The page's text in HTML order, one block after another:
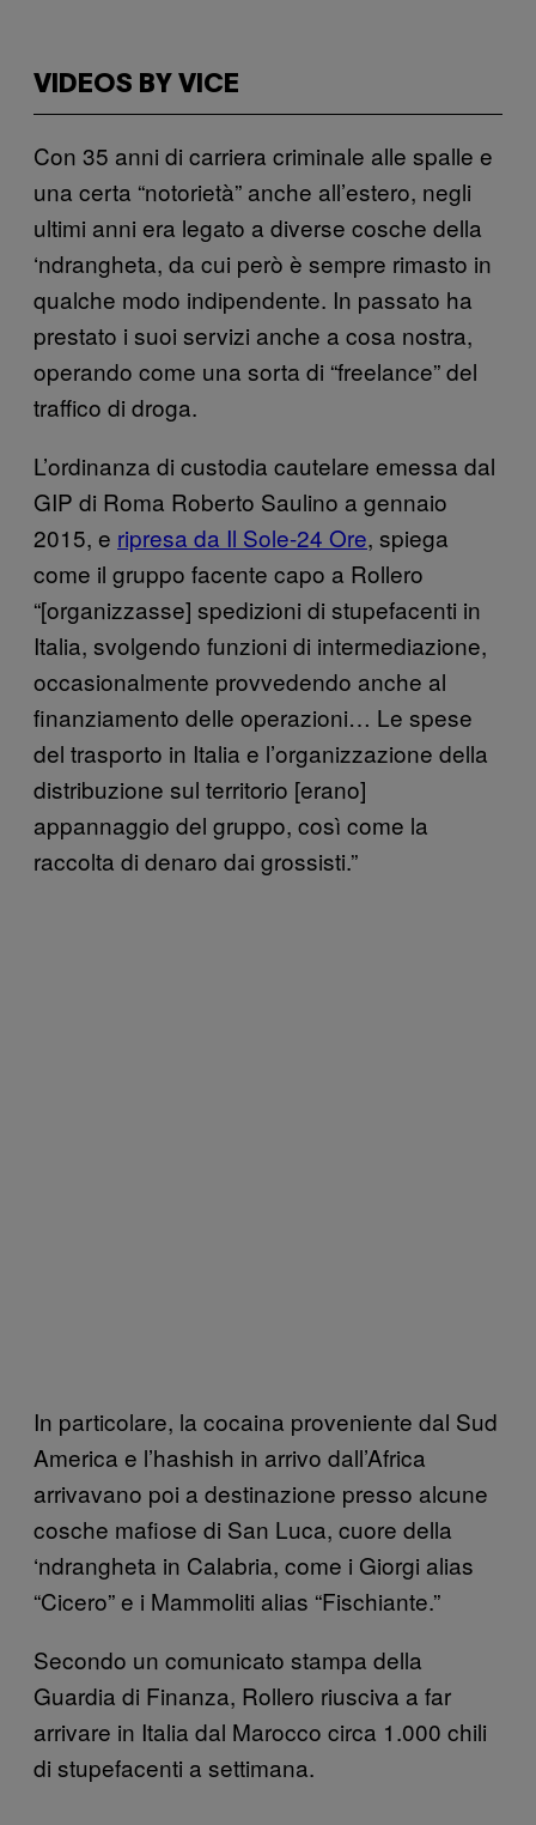
VIDEOS BY VICE
Con 35 anni di carriera criminale alle spalle e
una certa “notorietà” anche all’estero, negli
ultimi anni era legato a diverse cosche della
‘ndrangheta, da cui però è sempre rimasto in
qualche modo indipendente. In passato ha
prestato i suoi servizi anche a cosa nostra,
operando come una sorta di “freelance” del
traffico di droga.
L’ordinanza di custodia cautelare emessa dal
GIP di Roma Roberto Saulino a gennaio
2015, e ripresa da Il Sole-24 Ore, spiega
come il gruppo facente capo a Rollero
“[organizzasse] spedizioni di stupefacenti in
Italia, svolgendo funzioni di intermediazione,
occasionalmente provvedendo anche al
finanziamento delle operazioni… Le spese
del trasporto in Italia e l’organizzazione della
distribuzione sul territorio [erano]
appannaggio del gruppo, così come la
raccolta di denaro dai grossisti.”
In particolare, la cocaina proveniente dal Sud
America e l’hashish in arrivo dall’Africa
arrivavano poi a destinazione presso alcune
cosche mafiose di San Luca, cuore della
‘ndrangheta in Calabria, come i Giorgi alias
“Cicero” e i Mammoliti alias “Fischiante.”
Secondo un comunicato stampa della
Guardia di Finanza, Rollero riusciva a far
arrivare in Italia dal Marocco circa 1.000 chili
di stupefacenti a settimana.